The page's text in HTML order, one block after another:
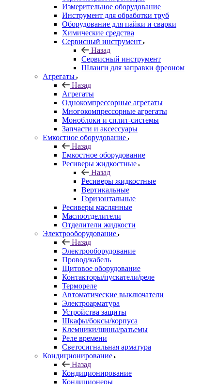
Измерительное оборудование
Инструмент для обработки труб
Оборудование для пайки и сварки
Химические средства
Сервисный инструмент
Назад
Сервисный инструмент
Шланги для заправки фреоном
Агрегаты
Назад
Агрегаты
Однокомпрессорные агрегаты
Многокомпрессорные агрегаты
Моноблоки и сплит-системы
Запчасти и аксессуары
Емкостное оборудование
Назад
Емкостное оборудование
Ресиверы жидкостные
Назад
Ресиверы жидкостные
Вертикальные
Горизонтальные
Ресиверы маслянные
Маслоотделители
Отделители жидкости
Электрооборудование
Назад
Электрооборудование
Провод/кабель
Щитовое оборудование
Контакторы/пускатели/реле
Термореле
Автоматические выключатели
Электроарматура
Устройства защиты
Шкафы/боксы/корпуса
Клемники/шины/разъемы
Реле времени
Светосигнальная арматура
Кондиционирование
Назад
Кондиционирование
Кондиционеры